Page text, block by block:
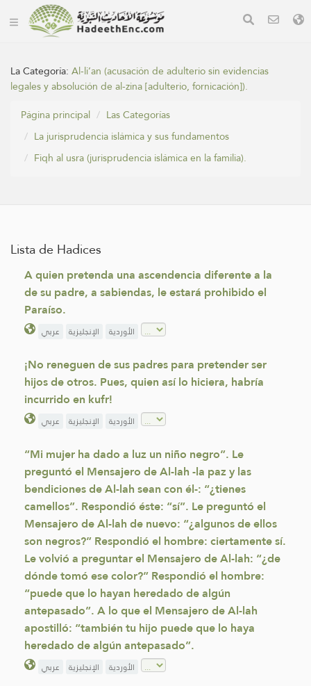
La Categoría:Al-li’an (acusación de adulterio sin evidencias
legales y absolución de al-zina [adulterio, fornicación]).
Página principal
Las Categorías
La jurisprudencia islámica y sus fundamentos
Fiqh al usra (jurisprudencia islámica en la familia).
Lista de Hadices
A quien pretenda una ascendencia diferente a la
de su padre, a sabiendas, le estará prohibido el
Paraíso.
عربي الإنجليزية الأوردية
¡No reneguen de sus padres para pretender ser
hijos de otros. Pues, quien así lo hiciera, habría
incurrido en kufr!
عربي الإنجليزية الأوردية
“Mi mujer ha dado a luz un niño negro”. Le
preguntó el Mensajero de Al-lah -la paz y las
bendiciones de Al-lah sean con él-: “¿tienes
camellos”. Respondió éste: “sí”. Le preguntó el
Mensajero de Al-lah de nuevo: “¿algunos de ellos
son negros?” Respondió el hombre: ciertamente sí.
Le volvió a preguntar el Mensajero de Al-lah: “¿de
dónde tomó ese color?” Respondió el hombre:
“puede que lo hayan heredado de algún
antepasado”. A lo que el Mensajero de Al-lah
apostilló: “también tu hijo puede que lo haya
heredado de algún antepasado”.
عربي الإنجليزية الأوردية